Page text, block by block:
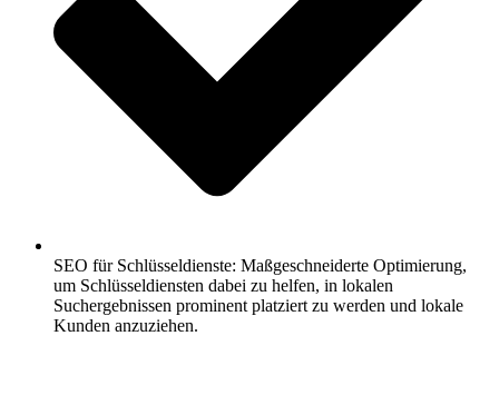
SEO für Schlüsseldienste: Maßgeschneiderte Optimierung,
um Schlüsseldiensten dabei zu helfen, in lokalen
Suchergebnissen prominent platziert zu werden und lokale
Kunden anzuziehen.